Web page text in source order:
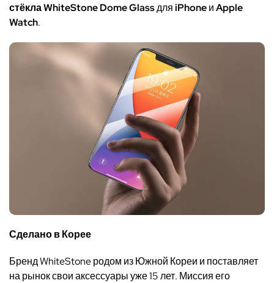
стёклаWhiteStone Dome GlassдляiPhoneиApple
Watch.
Сделано в Корее
БрендWhiteStoneродом из Южной Кореи и поставляет
на рынок свои аксессуары уже 15 лет. Миссия его